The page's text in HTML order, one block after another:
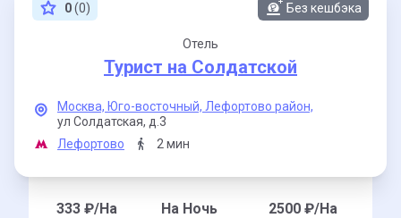
0(0) Без кешбэка
Отель
Турист на Солдатской
Москва, Юго-восточный, Лефортово район,
ул Солдатская, д.3
Лефортово
2 мин
333₽/На
На Ночь 2500 ₽/На